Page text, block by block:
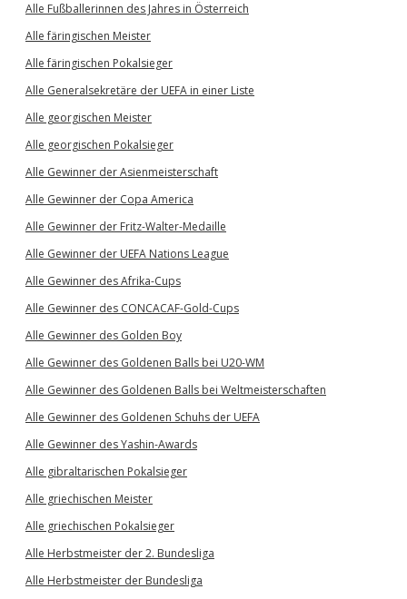
Alle Fußballerinnen des Jahres in Österreich
Alle färingischen Meister
Alle färingischen Pokalsieger
Alle Generalsekretäre der UEFA in einer Liste
Alle georgischen Meister
Alle georgischen Pokalsieger
Alle Gewinner der Asienmeisterschaft
Alle Gewinner der Copa America
Alle Gewinner der Fritz-Walter-Medaille
Alle Gewinner der UEFA Nations League
Alle Gewinner des Afrika-Cups
Alle Gewinner des CONCACAF-Gold-Cups
Alle Gewinner des Golden Boy
Alle Gewinner des Goldenen Balls bei U20-WM
Alle Gewinner des Goldenen Balls bei Weltmeisterschaften
Alle Gewinner des Goldenen Schuhs der UEFA
Alle Gewinner des Yashin-Awards
Alle gibraltarischen Pokalsieger
Alle griechischen Meister
Alle griechischen Pokalsieger
Alle Herbstmeister der 2. Bundesliga
Alle Herbstmeister der Bundesliga